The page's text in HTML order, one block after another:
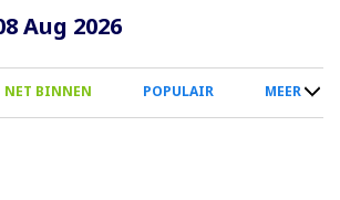
Overslaan
naar
inhoud
Aug 2026
NET BINNEN POPULAIR MEER